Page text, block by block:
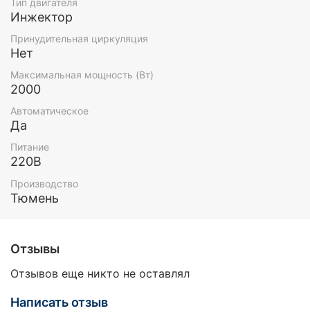
Инжектор
Принудительная циркуляция
Нет
Максимальная мощность (Вт)
2000
Автоматическое
Да
Питание
220В
Производство
Тюмень
Отзывы
Отзывов еще никто не оставлял
Написать отзыв